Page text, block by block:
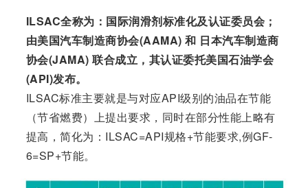
ILSAC全称为：国际润滑剂标准化及认证委员会；
由美国汽车制造商协会(AAMA) 和 日本汽车制造商
协会(JAMA) 联合成立，其认证委托美国石油学会
(API)发布。
ILSAC标准主要就是与对应API级别的油品在节能
（节省燃费）上提出要求，同时在部分性能上略有
提高，简化为：ILSAC=API规格+节能要求,例GF-
6=SP+节能。